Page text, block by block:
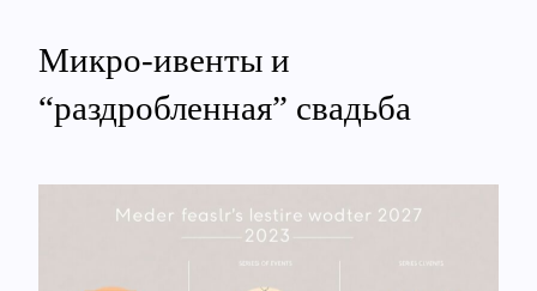
Микро‑ивенты и
“раздробленная” свадьба